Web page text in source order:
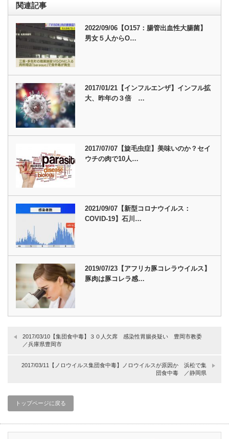
関連記事
2022/09/06【O157：腸管出血性大腸菌】
男女５人からO…
2017/01/21【インフルエンザ】インフル拡
大、昨年の３倍 …
2017/07/07【旋毛虫症】美味いのか？セイ
ウチの肉で10人…
2021/09/07【新型コロナウイルス：
COVID-19】石川…
2019/07/23【アフリカ豚コレラウイルス】
豚肉は豚コレラ感…
2017/03/10【集団食中毒】３０人欠席 感染性胃腸炎疑い 豊岡市教委
／兵庫県豊岡市
2017/03/11【ノロウイルス集団食中毒】ノロウイルスが原因か 浜松で集
団食中毒 ／静岡県
トップページに戻る